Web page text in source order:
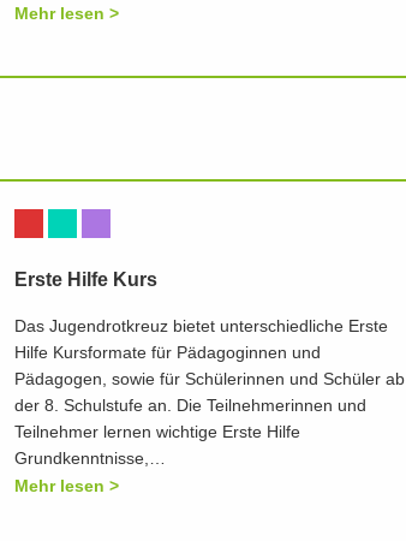
Mehr lesen
Erste Hilfe Kurs
Das Jugendrotkreuz bietet unterschiedliche Erste
Hilfe Kursformate für Pädagoginnen und
Pädagogen, sowie für Schülerinnen und Schüler ab
der 8. Schulstufe an. Die Teilnehmerinnen und
Teilnehmer lernen wichtige Erste Hilfe
Grundkenntnisse,…
Mehr lesen